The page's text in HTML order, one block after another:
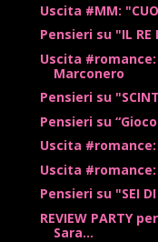
Uscita #MM:
Pensieri su "IL RE
Uscita #romance:
Marconero
Pensieri su
Pensieri su
Uscita #romance:
Uscita #romance:
Pensieri su "SEI DI
REVIEW PARTY
Sara...